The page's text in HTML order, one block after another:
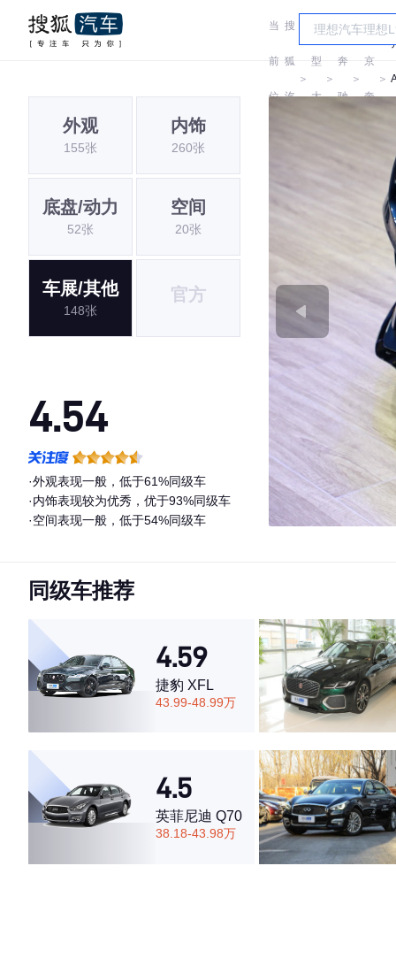
当
前
位
搜
狐
汽
＞
车
型
大
＞
奔
驰
＞
北
京
奔
＞
外观
155张
内饰
260张
底盘/动力
52张
空间
20张
车展/其他
148张
官方
4.54
·外观表现一般，低于61%同级车
·内饰表现较为优秀，优于93%同级车
·空间表现一般，低于54%同级车
同级车推荐
4.59
捷豹 XFL
43.99-48.99万
4.5
英菲尼迪 Q70
38.18-43.98万